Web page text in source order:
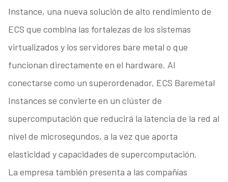
Instance, una nueva solución de alto rendimiento de
ECS que combina las fortalezas de los sistemas
virtualizados y los servidores bare metal o que
funcionan directamente en el hardware. Al
conectarse como un superordenador, ECS Baremetal
Instances se convierte en un clúster de
supercomputación que reducirá la latencia de la red al
nivel de microsegundos, a la vez que aporta
elasticidad y capacidades de supercomputación.
La empresa también presenta a las compañías